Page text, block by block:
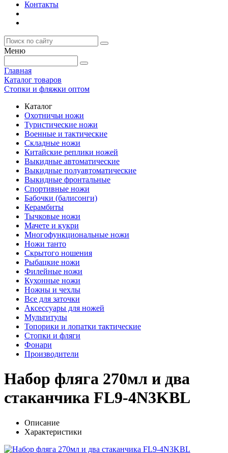
Контакты
Меню
Главная
Каталог товаров
Стопки и фляжки оптом
Каталог
Охотничьи ножи
Туристические ножи
Военные и тактические
Складные ножи
Китайские реплики ножей
Выкидные автоматические
Выкидные полуавтоматические
Выкидные фронтальные
Спортивные ножи
Бабочки (балисонги)
Керамбиты
Тычковые ножи
Мачете и кукри
Многофункциональные ножи
Ножи танто
Скрытого ношения
Рыбацкие ножи
Филейные ножи
Кухонные ножи
Ножны и чехлы
Все для заточки
Аксессуары для ножей
Мультитулы
Топорики и лопатки тактические
Стопки и фляги
Фонари
Производители
Набор фляга 270мл и два
стаканчика FL9-4N3KBL
Описание
Характеристики